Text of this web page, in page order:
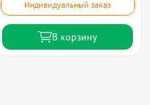
Индивидуальный заказ
В корзину